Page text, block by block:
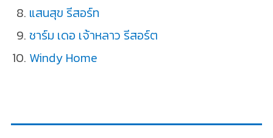
แสนสุข รีสอร์ท
ชาร์ม เดอ เจ้าหลาว รีสอร์ต
Windy Home